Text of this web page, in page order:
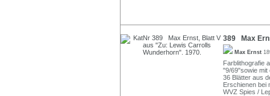
389 Max
Max Ernst
Farblithografie
"9/69"sowie
36 Blätter aus
Erschienen bei
WVZ Spies /